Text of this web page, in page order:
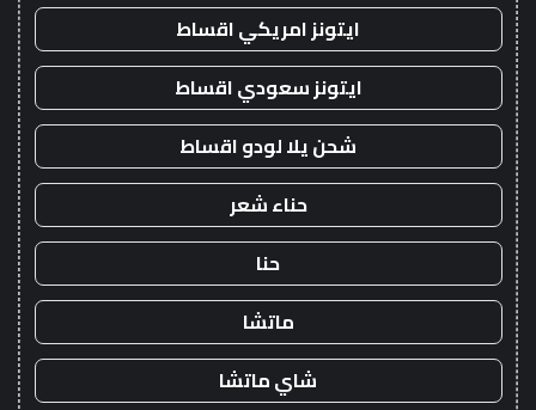
ايتونز امريكي اقساط
ايتونز سعودي اقساط
شحن يلا لودو اقساط
حناء شعر
حنا
ماتشا
شاي ماتشا